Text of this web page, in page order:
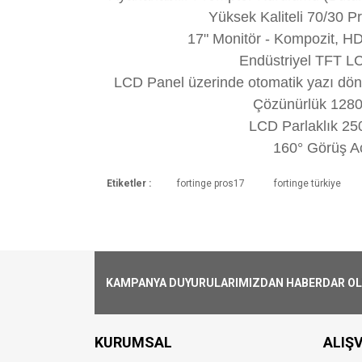
Yüksek Kaliteli 70/30
17" Monitör - Kompozit,
Endüstriyel TFT
LCD Panel üzerinde otomatik yazı
Çözünürlük
LCD Parlaklık
160° Görüş
1000₺ Üstü siparişlerin tümü
alınmaktadır.
Aynı Gün Kargo
Saat 15:00'a kadar vermiş olduğunuz
farklılık gösterebilmektedir. Saat
Etiketler : fortinge pros17 fortinge türkiye
KAMPANYA DUYURULARIMIZDAN HABERDAR
KURUMSAL